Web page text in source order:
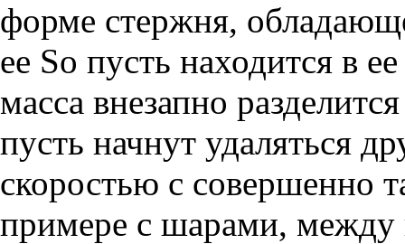
форме стержня,
ее So пусть находится в
масса внезапно
пусть начнут удаляться
скоростью с совершенно
примере с шарами, между